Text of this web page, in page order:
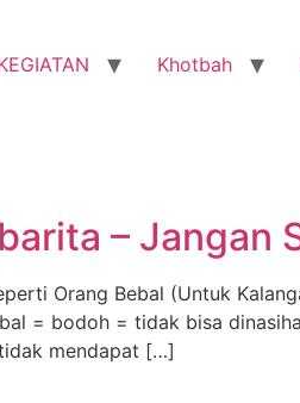
Khotbah
– Jangan
Orang Bebal (Untuk
= bodoh = tidak bisa
mendapat […]